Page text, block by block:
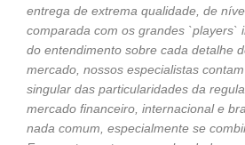
entrega de extrema qualidade, de
comparada com os grandes `players`
do entendimento sobre cada detalhe
mercado, nossos especialistas
singular das particularidades da
mercado financeiro, internacional e
nada comum, especialmente se